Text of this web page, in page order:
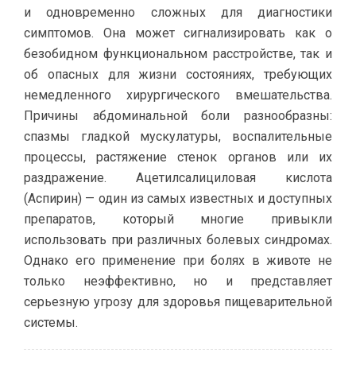
и одновременно сложных для диагностики
симптомов. Она может сигнализировать как о
безобидном функциональном расстройстве, так и
об опасных для жизни состояниях, требующих
немедленного хирургического вмешательства.
Причины абдоминальной боли разнообразны:
спазмы гладкой мускулатуры, воспалительные
процессы, растяжение стенок органов или их
раздражение. Ацетилсалициловая кислота
(Аспирин) — один из самых известных и доступных
препаратов, который многие привыкли
использовать при различных болевых синдромах.
Однако его применение при болях в животе не
только неэффективно, но и представляет
серьезную угрозу для здоровья пищеварительной
системы.